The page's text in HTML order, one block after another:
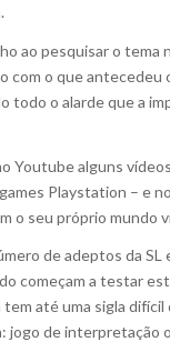
ao pesquisar o
com o que
todo o alarde que a
Youtube alguns
Playstation – e
o seu próprio mundo
de adeptos da
começam a testar
tem até uma sigla
jogo de interpretação